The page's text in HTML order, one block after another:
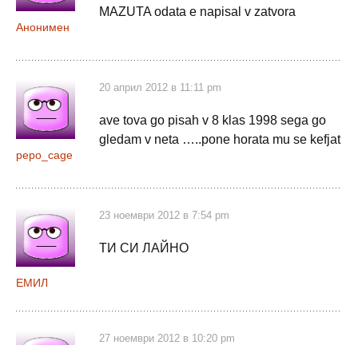
Анонимен
MAZUTA odata e napisal v zatvora
pepo_cage
20 април 2012 в 11:11 pm
ave tova go pisah v 8 klas 1998 sega go
gledam v neta …..pone horata mu se kefjat
ЕМИЛ
23 ноември 2012 в 7:54 pm
ТИ СИ ЛАЙНО
27 ноември 2012 в 10:20 pm